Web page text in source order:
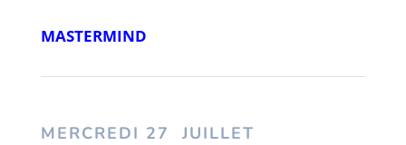
MASTERMIND
MERCREDI 27 JUILLET